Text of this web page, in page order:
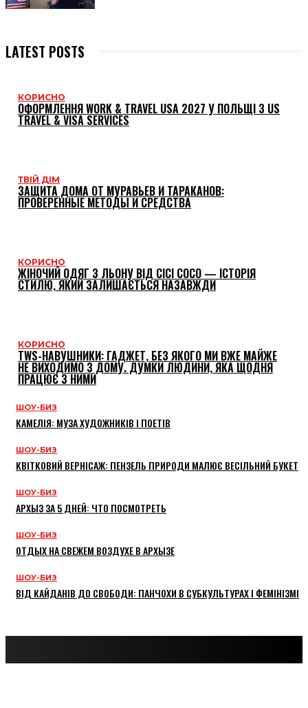
LATEST POSTS
КОРИСНО
ОФОРМЛЕННЯ WORK & TRAVEL USA 2027 У ПОЛЬЩІ З US
TRAVEL & VISA SERVICES
ТВІЙ ДІМ
ЗАЩИТА ДОМА ОТ МУРАВЬЕВ И ТАРАКАНОВ:
ПРОВЕРЕННЫЕ МЕТОДЫ И СРЕДСТВА
КОРИСНО
ЖІНОЧИЙ ОДЯГ З ЛЬОНУ ВІД CICI COCO — ІСТОРІЯ
СТИЛЮ, ЯКИЙ ЗАЛИШАЄТЬСЯ НАЗАВЖДИ
КОРИСНО
TWS-НАВУШНИКИ: ГАДЖЕТ, БЕЗ ЯКОГО МИ ВЖЕ МАЙЖЕ
НЕ ВИХОДИМО З ДОМУ. ДУМКИ ЛЮДИНИ, ЯКА ЩОДНЯ
ПРАЦЮЄ З НИМИ
ШОУ-БИЗ
КАМЕЛІЯ: МУЗА ХУДОЖНИКІВ І ПОЕТІВ
ШОУ-БИЗ
КВІТКОВИЙ ВЕРНІСАЖ: ПЕНЗЕЛЬ ПРИРОДИ МАЛЮЄ ВЕСІЛЬНИЙ БУКЕТ
ШОУ-БИЗ
АРХЫЗ ЗА 5 ДНЕЙ: ЧТО ПОСМОТРЕТЬ
ШОУ-БИЗ
ОТДЫХ НА СВЕЖЕМ ВОЗДУХЕ В АРХЫЗЕ
ШОУ-БИЗ
ВІД КАЙДАНІВ ДО СВОБОДИ: ПАНЧОХИ В СУБКУЛЬТУРАХ І ФЕМІНІЗМІ